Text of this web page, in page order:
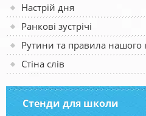
Настрій дня
Ранкові зустрічі
Рутини та правила нашого
Стіна слів
Стенди для школи